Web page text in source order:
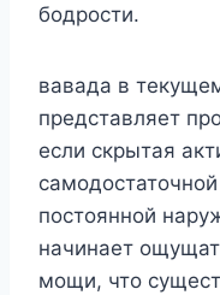
бодрости.
вавада в
представляет
если скрытая
постоянной
начинает
мощи, что